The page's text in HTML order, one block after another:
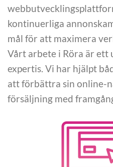
kontinuerliga
mål för att maximera
Vårt arbete i Röra är ett
expertis. Vi har hjälpt
att förbättra sin online-
försäljning med